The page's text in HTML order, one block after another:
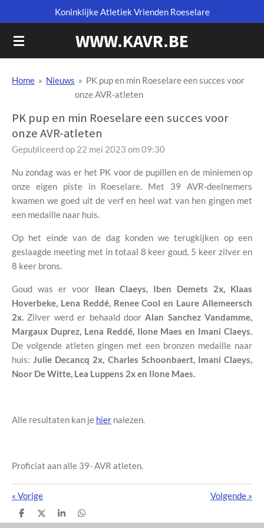
direct
naar
WWW.KAVR.BE
Koninklijke Atletiek Vrienden Roeselare
Home » Nieuws » PK pup en min Roeselare een succes voor
onze AVR-atleten
PK pup en min Roeselare een succes voor
onze AVR-atleten
Gepubliceerd op 22 mei 2023 om 09:30
Nu zondag was er het PK voor de pupillen en de miniemen op
onze eigen piste in Roeselare. Met 39 AVR-deelnemers
kwamen we goed uit de verf en heel wat van hen gingen met
een medaille naar huis.
Op het einde van de dag konden we terugkijken op een
geslaagde meeting met in totaal 8 keer goud, 5 keer zilver en
8 keer brons.
Goud was er voorIlean Claeys, Iben Demets 2x, Klaas
Hoverbeke, Lena Reddé, Renee Cool en Laure Allemeersch
2x. Zilver werd er behaald doorAlan Sanchez Vandamme,
Margaux Duprez, Lena Reddé, Ilone Maes en Imani Claeys.
De volgende atleten gingen met een bronzen medaille naar
huis:Julie Decancq 2x, Charles Schoonbaert, Imani Claeys,
Noor De Witte, Lea Luppens 2x en Ilone Maes.
Alle resultaten kan je hier nalezen.
Proficiat aan alle 39- AVR atleten.
« Vorige Volgende »
D
e
D
e
S
h
D
e